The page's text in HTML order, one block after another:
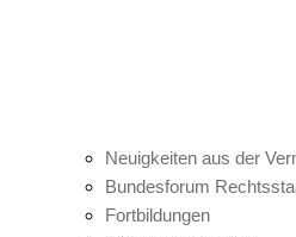
Neuigkeiten aus der
Bundesforum
Fortbildungen